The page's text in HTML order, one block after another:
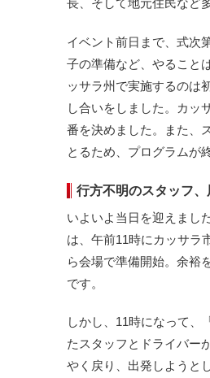
長、そして地元住民など
イベント前日まで、式次
子の準備など、やること
ッサラ州で実施するのは
し合いをしました。カッ
番を決めました。また、
とるため、プログラムが
行方不明のスタッフ
いよいよ当日を迎えまし
は、午前11時にカッサラ
ら会場で準備開始。余裕
です。
しかし、11時になって、
たスタッフとドライバー
やく戻り、出発しようと